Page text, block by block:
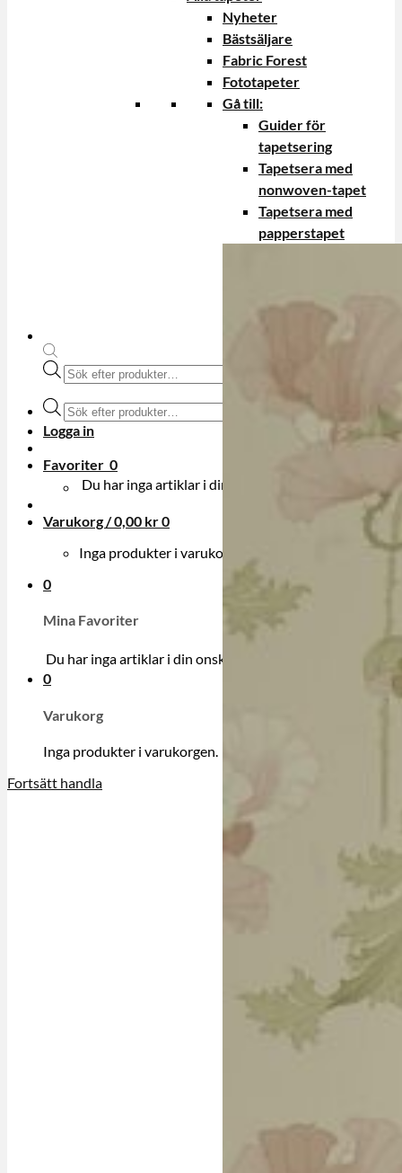
Produktsökning
Produktsökning
Logga in
Favoriter 0
Du har inga artiklar i din onskelista.
Varukorg /0,00 kr0
Inga produkter i varukorgen.
0
Mina Favoriter
Du har inga artiklar i din onskelista.
0
Varukorg
Inga produkter i varukorgen.
Fortsätt handla
Nyheter
Bästsäljare
Fabric Forest
Fototapeter
Gå till:
Guider för
tapetsering
Tapetsera med
nonwoven-tapet
Tapetsera med
papperstapet